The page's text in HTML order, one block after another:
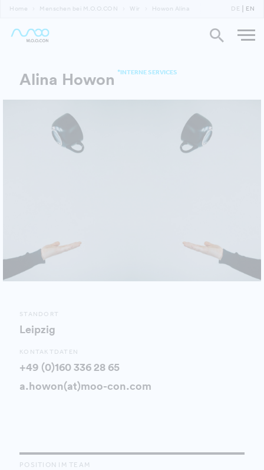
Home Menschen bei M.O.O.CON Wir Howon Alina DE EN
Alina Howon *INTERNE SERVICES
STANDORT
Leipzig
KONTAKTDATEN
+49 (0)160 336 28 65
a.howon(at)moo-con.com
POSITION IM TEAM